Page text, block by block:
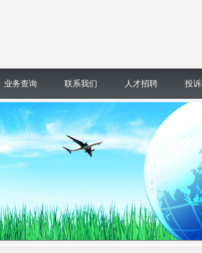
业务查询 联系我们 人才招聘 投